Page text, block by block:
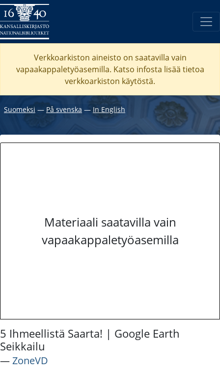
Verkkoarkiston aineisto on saatavilla vain
vapaakappaletyöasemilla. Katso infosta lisää tietoa
verkkoarkiston käytöstä.
Suomeksi ― På svenska ― In English
Materiaali saatavilla vain
vapaakappaletyöasemilla
5 Ihmeellistä Saarta! | Google Earth
Seikkailu
―ZoneVD